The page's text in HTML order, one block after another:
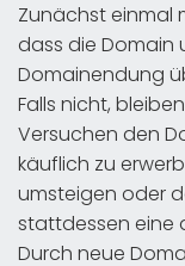
Zunächst einmal
dass die Domain
Domainendung
Falls nicht,
Versuchen den
käuflich zu
umsteigen oder
stattdessen eine
Durch neue